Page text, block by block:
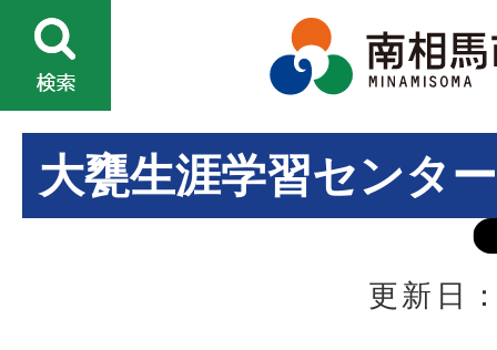
大甕生涯学習センタ
更新日